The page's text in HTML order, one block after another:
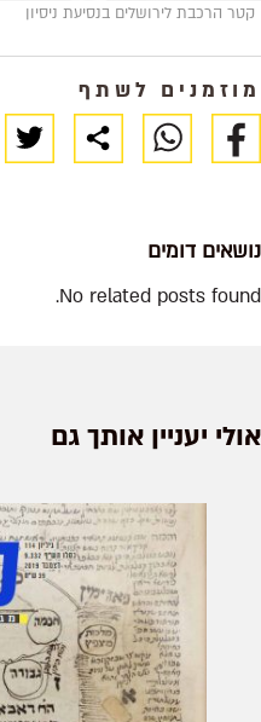
קטר הרכבת לירושלים בנסיעת ניסיון
מוזמנים לשתף
נושאים דומים
No related posts found.
אולי יעניין אותך גם